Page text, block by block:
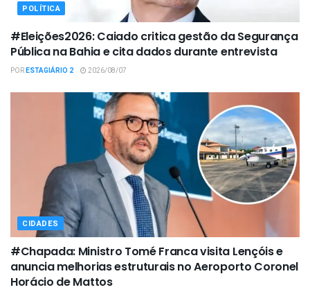
POLÍTICA
#Eleições2026: Caiado critica gestão da Segurança
Pública na Bahia e cita dados durante entrevista
PORESTAGIÁRIO 2 2026/08/07
CIDADES
#Chapada: Ministro Tomé Franca visita Lençóis e
anuncia melhorias estruturais no Aeroporto Coronel
Horácio de Mattos